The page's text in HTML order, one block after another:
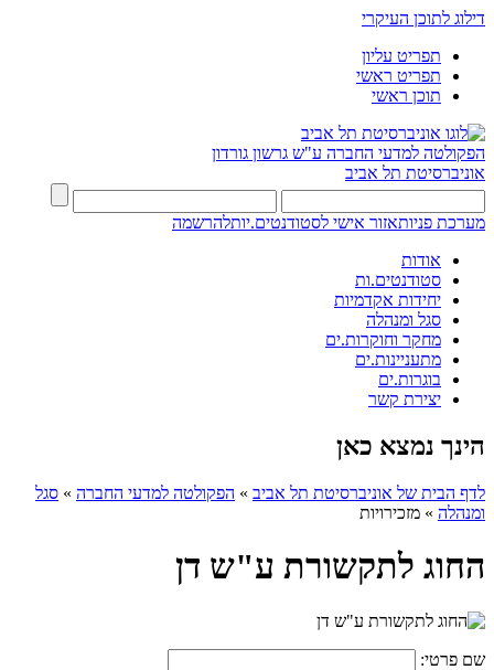
דילוג לתוכן העיקרי
תפריט עליון
תפריט ראשי
תוכן ראשי
הפקולטה למדעי החברה ע"ש גרשון גורדון
אוניברסיטת תל אביב
מערכת פניותאזור אישי לסטודנטים.יותלהרשמה
אודות
סטודנטים.ות
יחידות אקדמיות
סגל ומנהלה
מחקר וחוקרות.ים
מתעניינות.ים
בוגרות.ים
יצירת קשר
הינך נמצא כאן
לדף הבית של אוניברסיטת תל אביב » הפקולטה למדעי החברה » סגל
ומנהלה » מזכירויות
החוג לתקשורת ע"ש דן
שם פרטי: